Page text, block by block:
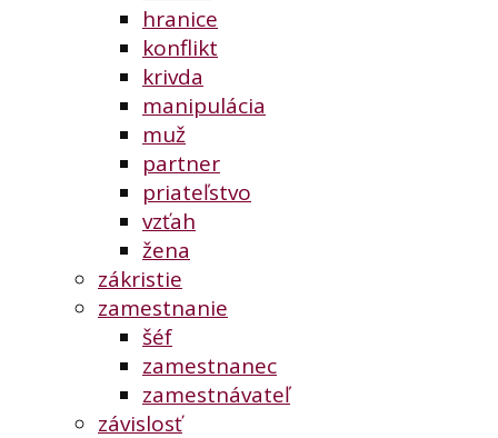
hranice
konflikt
krivda
manipulácia
muž
partner
priateľstvo
vzťah
žena
zákristie
zamestnanie
šéf
zamestnanec
zamestnávateľ
závislosť